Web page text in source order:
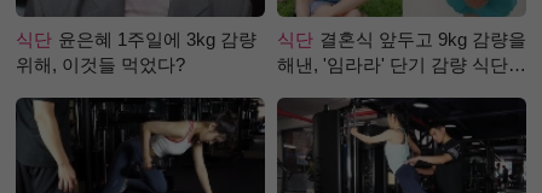
식단 윤은혜 1주일에 3kg 감량
위해, 이것들 먹었다?
식단 결혼식 앞두고 9kg 감량을
해낸, '임라라' 단기 감량 식단